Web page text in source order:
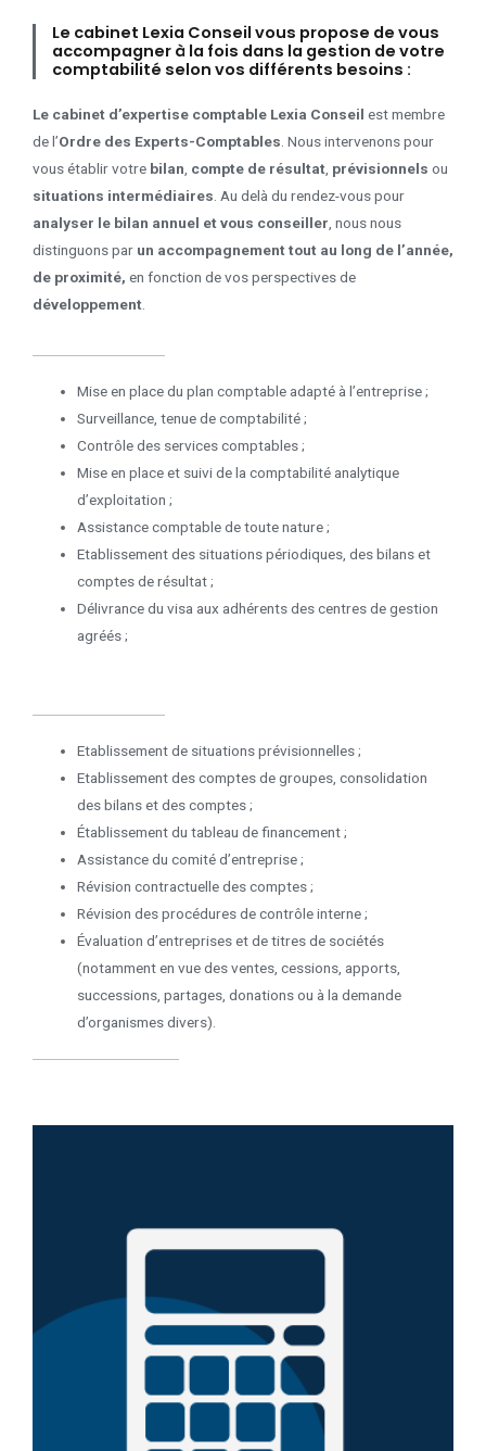
Le cabinet Lexia Conseil vous propose de vous
accompagner à la fois dans la gestion de votre
comptabilité selon vos différents besoins :
Le cabinet d’expertise comptable Lexia Conseil est membre
de l’Ordre des Experts-Comptables . Nous intervenons pour
vous établir votre bilan compte de résultat prévisionnels ou
situations intermédiaires . Au delà du rendez-vous pour
analyser le bilan annuel et vous conseiller , nous nous
distinguons par un accompagnement tout au long de l’année,
de proximité, en fonction de vos perspectives de
développement
Mise en place du plan comptable adapté à l’entreprise ;
Surveillance, tenue de comptabilité ;
Contrôle des services comptables ;
Mise en place et suivi de la comptabilité analytique
d’exploitation ;
Assistance comptable de toute nature ;
Etablissement des situations périodiques, des bilans et
comptes de résultat ;
Délivrance du visa aux adhérents des centres de gestion
agréés ;
Etablissement de situations prévisionnelles ;
Etablissement des comptes de groupes, consolidation
des bilans et des comptes ;
Établissement du tableau de financement ;
Assistance du comité d’entreprise ;
Révision contractuelle des comptes ;
Révision des procédures de contrôle interne ;
Évaluation d’entreprises et de titres de sociétés
(notamment en vue des ventes, cessions, apports,
successions, partages, donations ou à la demande
d’organismes divers).